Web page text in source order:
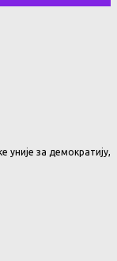
за демократију,